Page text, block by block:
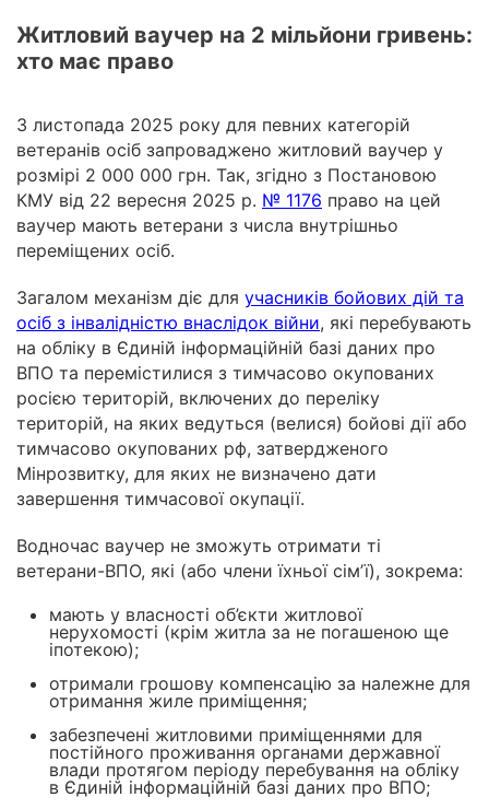
Житловий ваучер на 2 мільйони гривень:
хто має право
З листопада 2025 року для певних категорій
ветеранів осіб запроваджено житловий ваучер у
розмірі 2 000 000 грн. Так, згідно з Постановою
КМУ від 22 вересня 2025 р. № 1176 право на цей
ваучер мають ветерани з числа внутрішньо
переміщених осіб.
Загалом механізм діє для учасників бойових дій та
осіб з інвалідністю внаслідок війни, які перебувають
на обліку в Єдиній інформаційній базі даних про
ВПО та перемістилися з тимчасово окупованих
росією територій, включених до переліку
територій, на яких ведуться (велися) бойові дії або
тимчасово окупованих рф, затвердженого
Мінрозвитку, для яких не визначено дати
завершення тимчасової окупації.
Водночас ваучер не зможуть отримати ті
ветерани-ВПО, які (або члени їхньої сімʼї), зокрема:
мають у власності об’єкти житлової
нерухомості (крім житла за не погашеною ще
іпотекою);
отримали грошову компенсацію за належне для
отримання жиле приміщення;
забезпечені житловими приміщеннями для
постійного проживання органами державної
влади протягом періоду перебування на обліку
в Єдиній інформаційній базі даних про ВПО;